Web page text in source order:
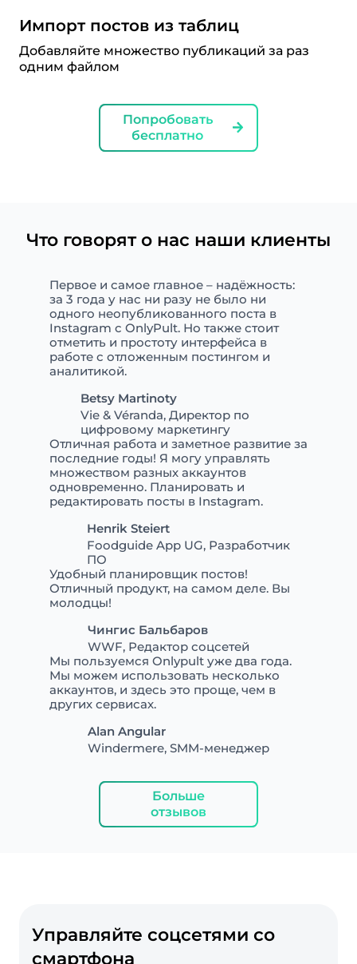
Импорт постов из таблиц
Добавляйте множество публикаций за раз
одним файлом
Попробовать
бесплатно
Что говорят о нас наши клиенты
Первое и самое главное – надёжность:
за 3 года у нас ни разу не было ни
одного неопубликованного поста в
Instagram с OnlyPult. Но также стоит
отметить и простоту интерфейса в
работе с отложенным постингом и
аналитикой.
Betsy Martinoty
Vie & Véranda, Директор по
цифровому маркетингу
Отличная работа и заметное развитие за
последние годы! Я могу управлять
множеством разных аккаунтов
одновременно. Планировать и
редактировать посты в Instagram.
Henrik Steiert
Foodguide App UG, Разработчик
ПО
Удобный планировщик постов!
Отличный продукт, на самом деле. Вы
молодцы!
Чингис Бальбаров
WWF, Редактор соцсетей
Мы пользуемся Onlypult уже два года.
Мы можем использовать несколько
аккаунтов, и здесь это проще, чем в
других сервисах.
Alan Angular
Windermere, SMM-менеджер
Больше
отзывов
Управляйте соцсетями со
смартфона